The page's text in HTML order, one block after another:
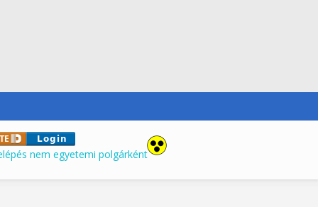
nem egyetemi polgárként